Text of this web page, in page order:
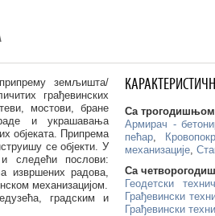
земљишта/
грађевинских
мостови, бране
и украшавања
објеката. Припрема
се објекти. У
следећи послови:
извршених радова,
механизацијом.
градским и
Са
Армирач -
пећар,
механизације,
Са
Геодетски
Грађевински
Грађевински